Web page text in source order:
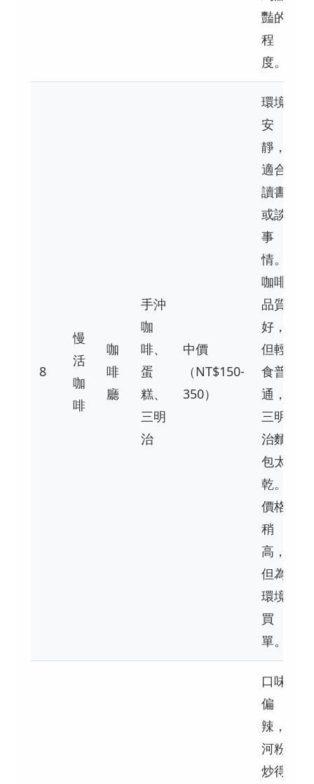
豔的
程
度。
8
慢
活
咖
啡
咖
啡
廳
手沖
咖
啡、
蛋
糕、
三明
治
中價
（NT$150-
350）
環境
安
靜，
適合
讀書
或談
事
情。
咖啡
品質
好，
但輕
食普
通，
三明
治麵
包太
乾。
價格
稍
高，
但為
環境
買
單。
口味
偏
辣，
河粉
炒得